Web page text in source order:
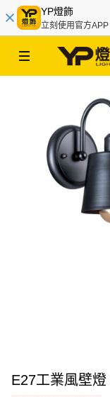
YP燈飾
立刻使用官方APP
E27工業風壁